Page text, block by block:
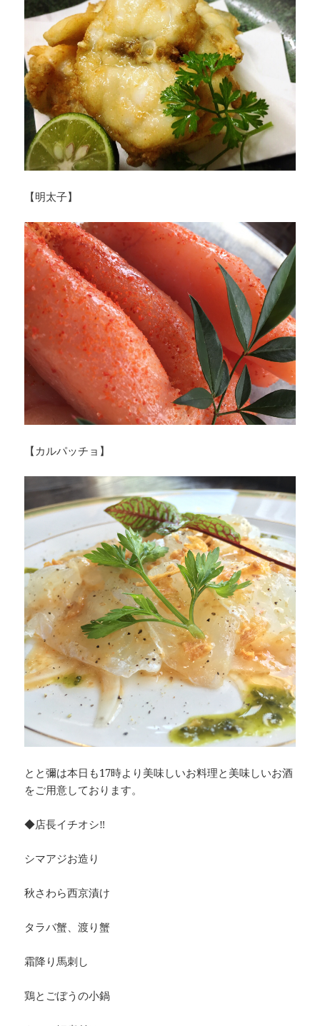
【明太子】
【カルパッチョ】
とと彌は本日も17時より美味しいお料理と美味しいお酒
をご用意しております。
◆店長イチオシ‼︎
シマアジお造り
秋さわら西京漬け
タラバ蟹、渡り蟹
霜降り馬刺し
鶏とごぼうの小鍋